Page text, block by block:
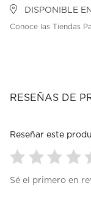
DISPONIBLE
Conoce las Tiendas
RESEÑAS DE
Reseñar este
paraparaparapara
Sé el primero en